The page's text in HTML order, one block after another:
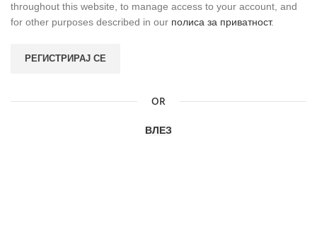
throughout this website, to manage access to your account, and
for other purposes described in our полиса за приватност.
РЕГИСТРИРАЈ СЕ
OR
ВЛЕЗ